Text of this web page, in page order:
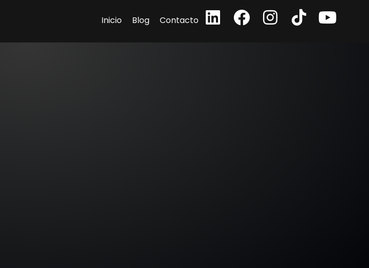
Inicio Blog Contacto